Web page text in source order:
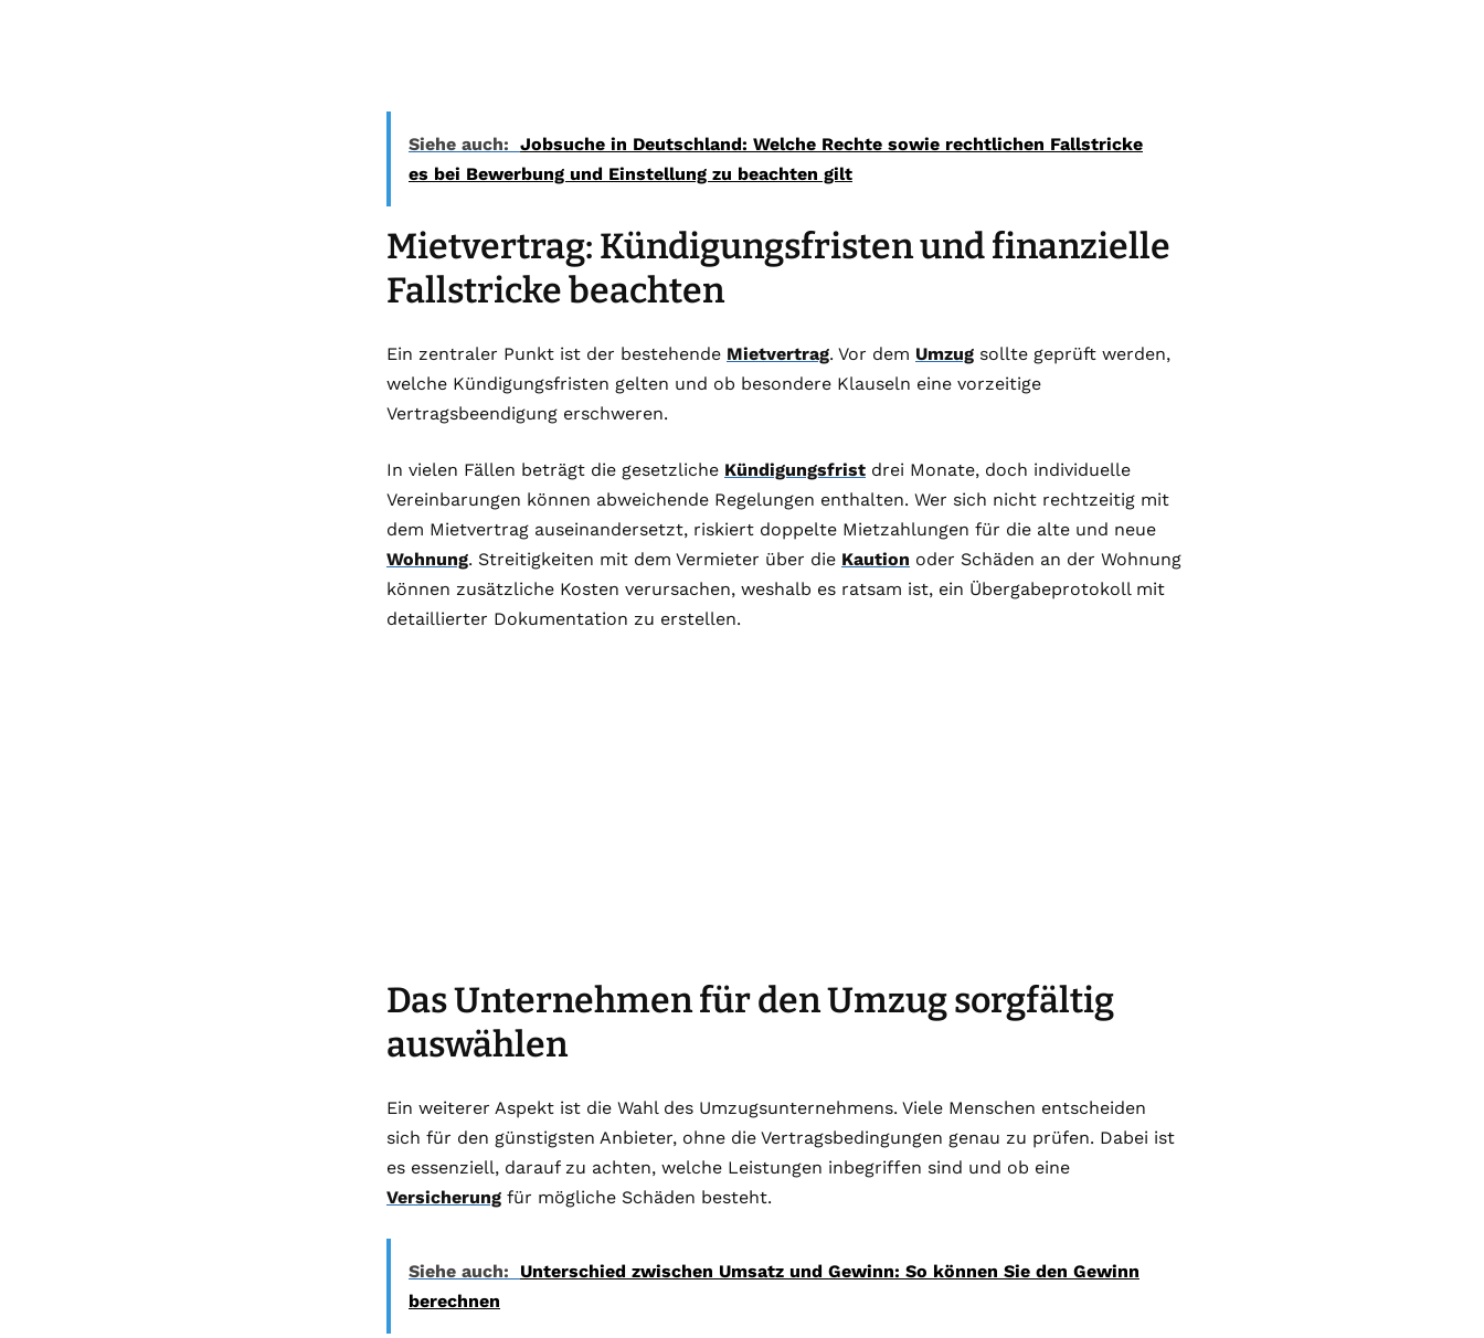
Siehe auch: Jobsuche in Deutschland: Welche Rechte sowie rechtlichen Fallstricke
es bei Bewerbung und Einstellung zu beachten gilt
Mietvertrag: Kündigungsfristen und finanzielle
Fallstricke beachten
Ein zentraler Punkt ist der bestehende Mietvertrag. Vor dem Umzug sollte geprüft werden,
welche Kündigungsfristen gelten und ob besondere Klauseln eine vorzeitige
Vertragsbeendigung erschweren.
In vielen Fällen beträgt die gesetzliche Kündigungsfrist drei Monate, doch individuelle
Vereinbarungen können abweichende Regelungen enthalten. Wer sich nicht rechtzeitig mit
dem Mietvertrag auseinandersetzt, riskiert doppelte Mietzahlungen für die alte und neue
Wohnung. Streitigkeiten mit dem Vermieter über die Kaution oder Schäden an der Wohnung
können zusätzliche Kosten verursachen, weshalb es ratsam ist, ein Übergabeprotokoll mit
detaillierter Dokumentation zu erstellen.
Das Unternehmen für den Umzug sorgfältig
auswählen
Ein weiterer Aspekt ist die Wahl des Umzugsunternehmens. Viele Menschen entscheiden
sich für den günstigsten Anbieter, ohne die Vertragsbedingungen genau zu prüfen. Dabei ist
es essenziell, darauf zu achten, welche Leistungen inbegriffen sind und ob eine
Versicherung für mögliche Schäden besteht.
Siehe auch:
Unterschied zwischen Umsatz und Gewinn: So können Sie den Gewinn
berechnen